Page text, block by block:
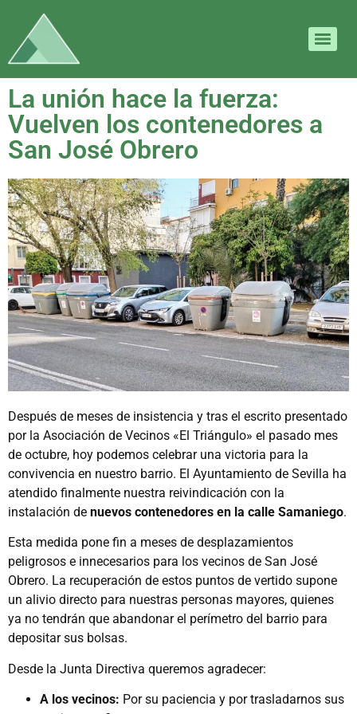
La unión hace la fuerza:
Vuelven los contenedores a
San José Obrero
Después de meses de insistencia y tras el escrito presentado
por la Asociación de Vecinos «El Triángulo» el pasado mes
de octubre, hoy podemos celebrar una victoria para la
convivencia en nuestro barrio. El Ayuntamiento de Sevilla ha
atendido finalmente nuestra reivindicación con la
instalación de nuevos contenedores en la calle Samaniego.
Esta medida pone fin a meses de desplazamientos
peligrosos e innecesarios para los vecinos de San José
Obrero. La recuperación de estos puntos de vertido supone
un alivio directo para nuestras personas mayores, quienes
ya no tendrán que abandonar el perímetro del barrio para
depositar sus bolsas.
Desde la Junta Directiva queremos agradecer:
A los vecinos: Por su paciencia y por trasladarnos sus